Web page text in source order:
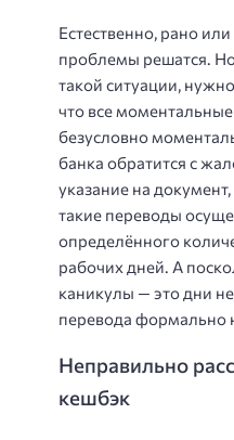
Естественно, рано
проблемы решатся.
такой ситуации,
что все
безусловно
банка обратится с
указание на
такие переводы
определённого
рабочих дней. А
каникулы — это дни
перевода формально
Неправильно
кешбэк